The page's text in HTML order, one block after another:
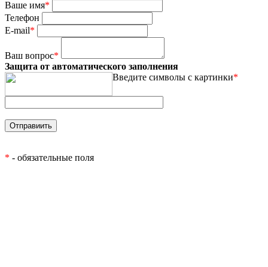
Ваше имя*
Телефон
E-mail*
Ваш вопрос*
Защита от автоматического заполнения
Введите символы с картинки*
* - обязательные поля